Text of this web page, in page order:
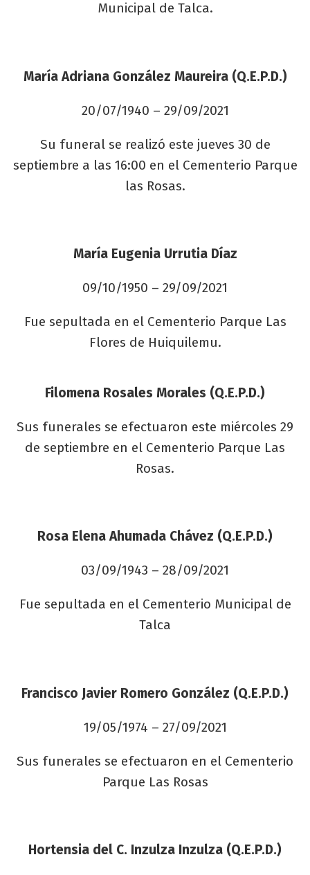
Municipal de Talca.
María Adriana González Maureira (Q.E.P.D.)
20/07/1940 – 29/09/2021
Su funeral se realizó este jueves 30 de
septiembre a las 16:00 en el Cementerio Parque
las Rosas.
María Eugenia Urrutia Díaz
09/10/1950 – 29/09/2021
Fue sepultada en el Cementerio Parque Las
Flores de Huiquilemu.
Filomena Rosales Morales (Q.E.P.D.)
Sus funerales se efectuaron este miércoles 29
de septiembre en el Cementerio Parque Las
Rosas.
Rosa Elena Ahumada Chávez (Q.E.P.D.)
03/09/1943 – 28/09/2021
Fue sepultada en el Cementerio Municipal de
Talca
Francisco Javier Romero González (Q.E.P.D.)
19/05/1974 – 27/09/2021
Sus funerales se efectuaron en el Cementerio
Parque Las Rosas
Hortensia del C. Inzulza Inzulza (Q.E.P.D.)